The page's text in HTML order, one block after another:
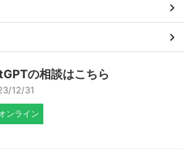
の相談はこちら
12/31
ンライン